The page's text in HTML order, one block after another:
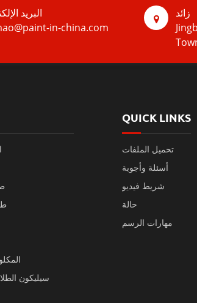
البريد
in-china.com
زائد
سيليكون
QUICK LINKS
تحميل الملفات
أسئلة وأجوبة
شريط فيديو
حالة
مهارات الرسم